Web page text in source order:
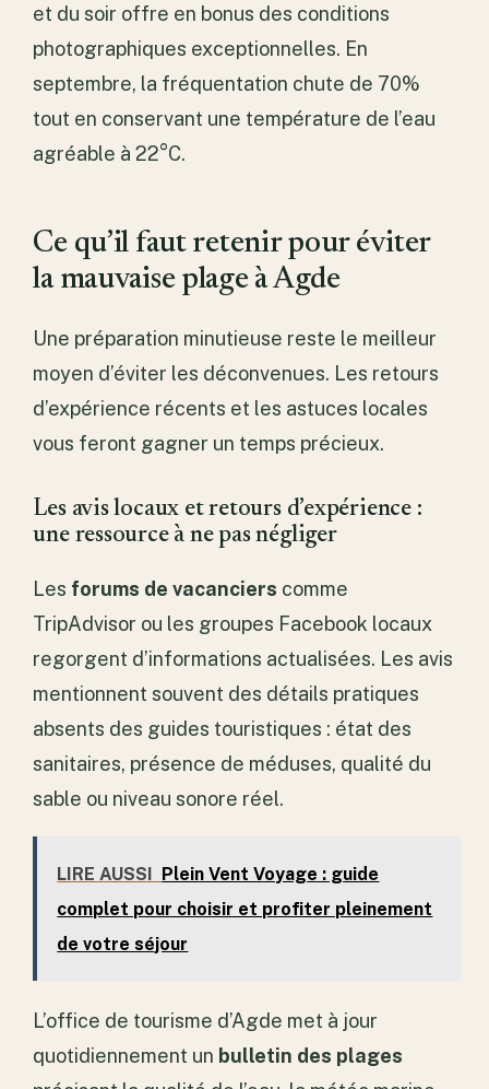
et du soir offre en bonus des conditions
photographiques exceptionnelles. En
septembre, la fréquentation chute de 70%
tout en conservant une température de l’eau
agréable à 22°C.
Ce qu’il faut retenir pour éviter
la mauvaise plage à Agde
Une préparation minutieuse reste le meilleur
moyen d’éviter les déconvenues. Les retours
d’expérience récents et les astuces locales
vous feront gagner un temps précieux.
Les avis locaux et retours d’expérience :
une ressource à ne pas négliger
Les forums de vacanciers comme
TripAdvisor ou les groupes Facebook locaux
regorgent d’informations actualisées. Les avis
mentionnent souvent des détails pratiques
absents des guides touristiques : état des
sanitaires, présence de méduses, qualité du
sable ou niveau sonore réel.
LIRE AUSSI Plein Vent Voyage : guide
complet pour choisir et profiter pleinement
de votre séjour
L’office de tourisme d’Agde met à jour
quotidiennement un bulletin des plages